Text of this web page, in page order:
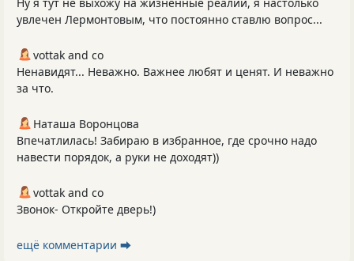
увлечен Лермонтовым, что постоянно ставлю вопрос...
vottak and co
Ненавидят... Неважно. Важнее любят и ценят. И неважно
за что.
Наташа Воронцова
Впечатлилась! Забираю в избранное, где срочно надо
навести порядок, а руки не доходят))
vottak and co
Звонок- Откройте дверь!)
ещё комментарии ⮕